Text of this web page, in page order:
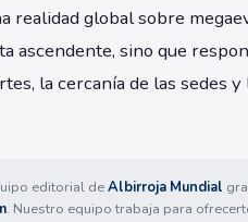
realidad global sobre
ascendente, sino que
la cercanía de las sedes
editorial deAlbirroja Mundial
. Nuestro equipo trabaja para